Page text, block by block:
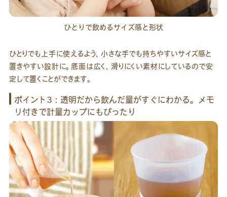
ひとりで飲めるサイズ感と形状
ひとりでも上手に使えるよう、小さな手でも持ちやすいサイズ感と
置きやすい設計に。底面は広く、滑りにくい素材にしているので安
定して置くことができます。
ポイント3：透明だから飲んだ量がすぐにわかる。メモ
リ付きで計量カップにもぴったり